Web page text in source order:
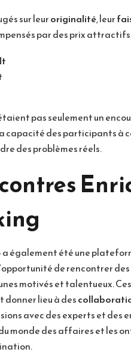
sur leuroriginalité, leur
par des prix attractifs
pas seulement un
capacité des participants à
des problèmes réels.
a également été une
de rencontrer
motivés et talentueux.
donner lieu à des
avec des experts et
monde des affaires et les